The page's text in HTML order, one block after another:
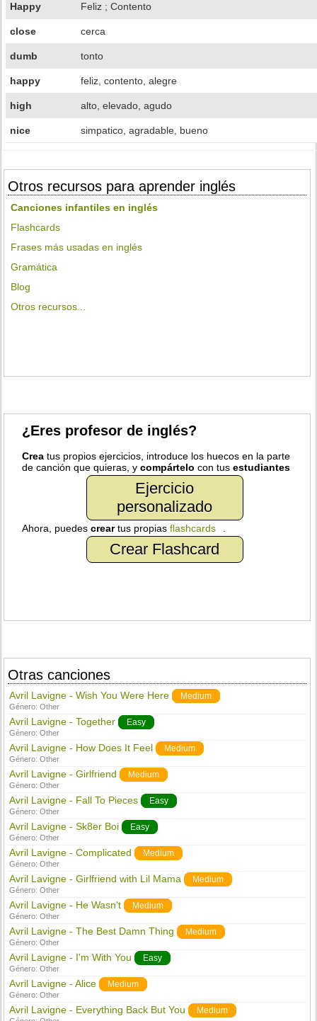
Happy Feliz ; Contento
close cerca
dumb tonto
happy feliz, contento, alegre
high alto, elevado, agudo
nice simpatico, agradable, bueno
Otros recursos para aprender inglés
Canciones infantiles en inglés
Flashcards
Frases más usadas en inglés
Gramática
Blog
Otros recursos...
¿Eres profesor de inglés?
Crea tus propios ejercicios, introduce los huecos en la parte
de canción que quieras, ycompártelo con tusestudiantes
Ejercicio
personalizado
Ahora, puedescreartus propiasflashcards
Crear Flashcard
Otras canciones
Avril Lavigne - Wish You Were Here Medium
Género:Other
Avril Lavigne - Together Easy
Género:Other
Avril Lavigne - How Does It Feel Medium
Género:Other
Avril Lavigne - Girlfriend Medium
Género:Other
Avril Lavigne - Fall To Pieces Easy
Género:Other
Avril Lavigne - Sk8er Boi Easy
Género:Other
Avril Lavigne - Complicated Medium
Género:Other
Avril Lavigne - Girlfriend with Lil Mama Medium
Género:Other
Avril Lavigne - He Wasn't Medium
Género:Other
Avril Lavigne - The Best Damn Thing Medium
Género:Other
Avril Lavigne - I'm With You Easy
Género:Other
Avril Lavigne - Alice Medium
Género:Other
Avril Lavigne - Everything Back But You Medium